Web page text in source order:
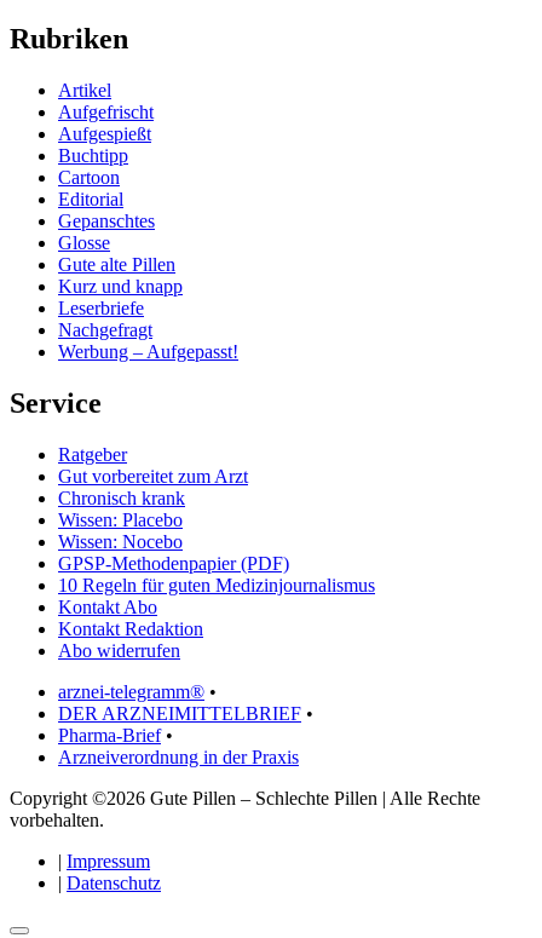
Rubriken
Artikel
Aufgefrischt
Aufgespießt
Buchtipp
Cartoon
Editorial
Gepanschtes
Glosse
Gute alte Pillen
Kurz und knapp
Leserbriefe
Nachgefragt
Werbung – Aufgepasst!
Service
Ratgeber
Gut vorbereitet zum Arzt
Chronisch krank
Wissen: Placebo
Wissen: Nocebo
GPSP-Methodenpapier (PDF)
10 Regeln für guten Medizinjournalismus
Kontakt Abo
Kontakt Redaktion
Abo widerrufen
arznei-telegramm® •
DER ARZNEIMITTELBRIEF •
Pharma-Brief•
Arzneiverordnung in der Praxis
Copyright ©2026 Gute Pillen – Schlechte Pillen | Alle Rechte
vorbehalten.
| Impressum
| Datenschutz